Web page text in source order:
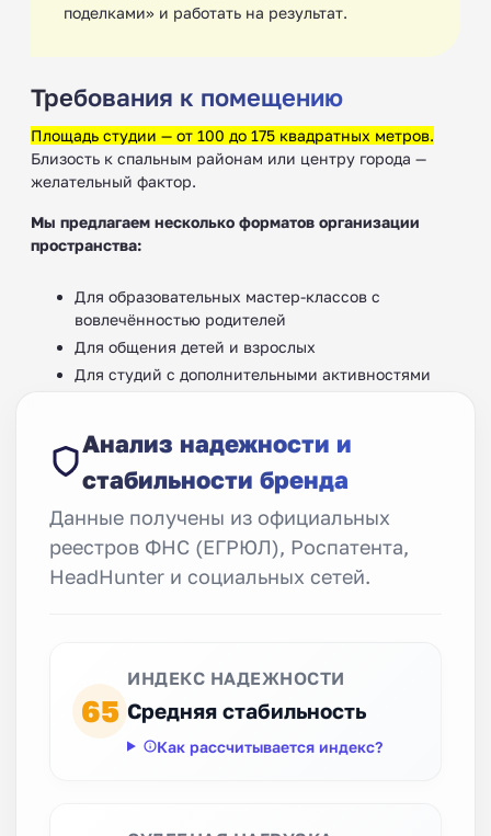
поделками» и работать на результат.
Требования к помещению
Площадь студии — от 100 до 175 квадратных метров.
Близость к спальным районам или центру города —
желательный фактор.
Мы предлагаем несколько форматов организации
пространства:
Для образовательных мастер-классов с
вовлечённостью родителей
Для общения детей и взрослых
Для студий с дополнительными активностями
Анализ надежности и
стабильности бренда
Данные получены из официальных
реестров ФНС (ЕГРЮЛ), Роспатента,
HeadHunter и социальных сетей.
65
ИНДЕКС НАДЕЖНОСТИ
Средняя стабильность
Как рассчитывается индекс?